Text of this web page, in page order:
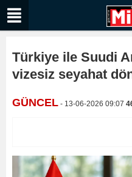
Türkiye ile Suudi
vizesiz seyahat
GÜNCEL - 13-06-2026 09:07